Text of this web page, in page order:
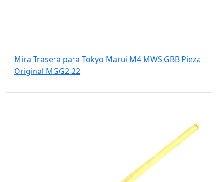
Mira Trasera para Tokyo Marui M4 MWS GBB Pieza
Original MGG2-22